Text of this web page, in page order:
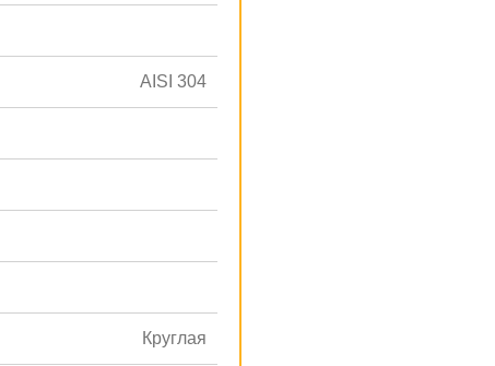
AISI 304
Круглая